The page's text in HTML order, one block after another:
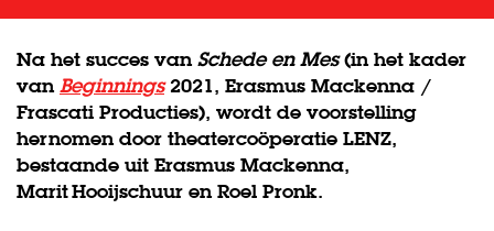
Na het succes vanSchede en Mes(in het kader
vanBeginnings2021, Erasmus Mackenna /
Frascati Producties), wordt de voorstelling
hernomen door theatercoöperatie LENZ,
bestaande uit Erasmus Mackenna,
Marit Hooijschuur en Roel Pronk.